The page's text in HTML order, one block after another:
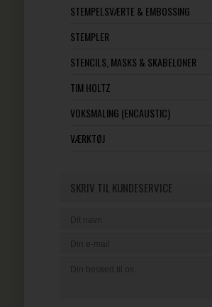
STEMPELSVÆRTE & EMBOSSING
STEMPLER
STENCILS, MASKS & SKABELONER
TIM HOLTZ
VOKSMALING (ENCAUSTIC)
VÆRKTØJ
SKRIV TIL KUNDESERVICE